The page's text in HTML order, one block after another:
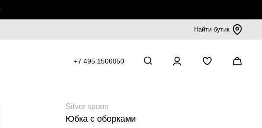
Найти бутик
+7 495 1506050
Silver spoon
Юбка с оборками